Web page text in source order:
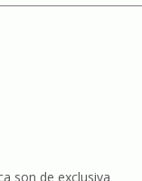
son de exclusiva